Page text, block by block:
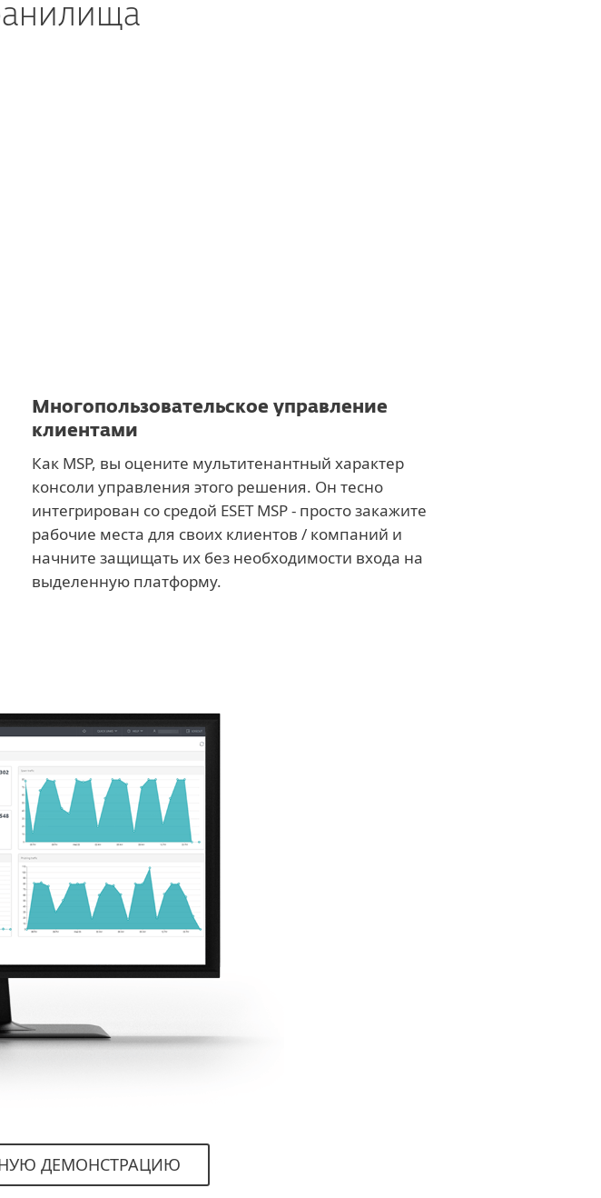
Многопользовательское управление
клиентами
Как MSP, вы оцените мультитенантный характер
консоли управления этого решения. Он тесно
интегрирован со средой ESET MSP - просто закажите
рабочие места для своих клиентов / компаний и
начните защищать их без необходимости входа на
выделенную платформу.
ДЕМОНСТРАЦИЮ